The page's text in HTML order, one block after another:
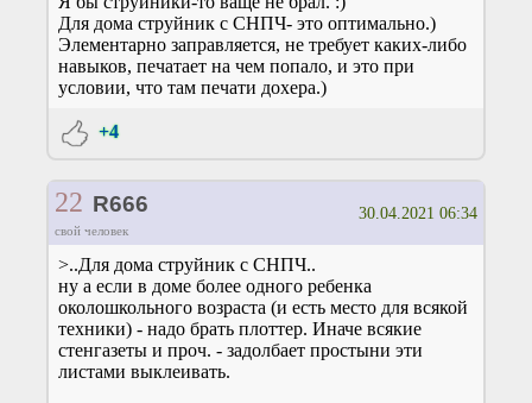
Для дома струйник с СНПЧ- это оптимально.)
Элементарно заправляется, не требует каких-либо
навыков, печатает на чем попало, и это при
условии, что там печати дохера.)
+4
22 R666
свой человек
30.04.2021 06:34
>..Для дома струйник с СНПЧ..
ну а если в доме более одного ребенка
околошкольного возраста (и есть место для всякой
техники) - надо брать плоттер. Иначе всякие
стенгазеты и проч. - задолбает простыни эти
листами выклеивать.